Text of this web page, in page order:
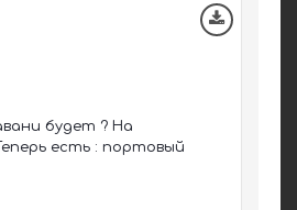
будет ? На
есть : портовый